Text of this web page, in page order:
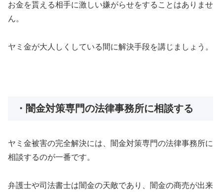
お金を貰える相手に激しい嫌がらせをすることはありませ
ん。
ヤミ金が大人しくしている間に解決手段を講じましょう。
・闇金対策専門の法律事務所に相談する
ヤミ金被害の完全解決には、闇金対策専門の法律事務所に
相談するのが一番です。
弁護士や司法書士は闇金の天敵であり、闇金の商売が出来